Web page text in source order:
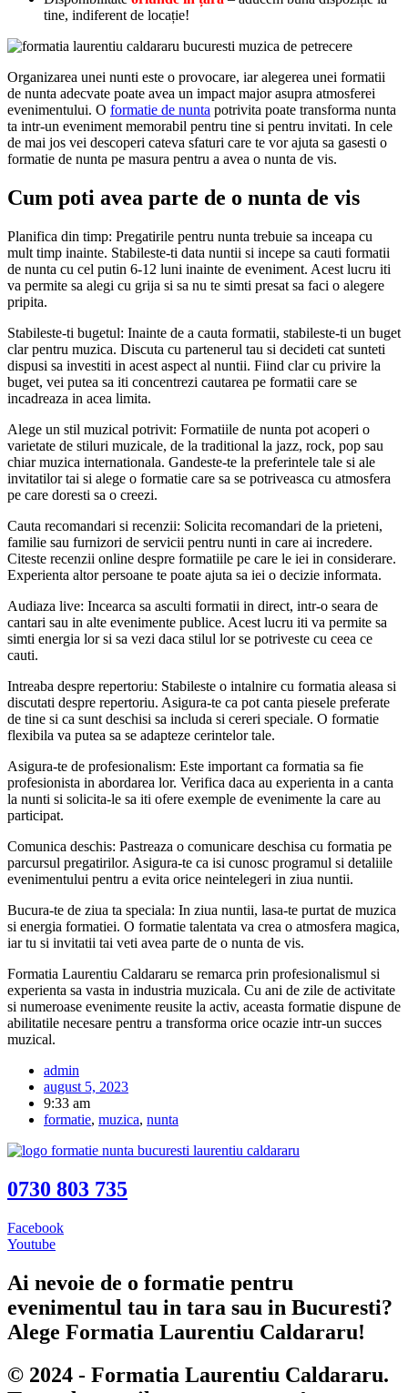
tine, indiferent de locație!
Organizarea unei nunti este o provocare, iar alegerea unei formatii
de nunta adecvate poate avea un impact major asupra atmosferei
evenimentului. O formatie de nunta potrivita poate transforma nunta
ta intr-un eveniment memorabil pentru tine si pentru invitati. In cele
de mai jos vei descoperi cateva sfaturi care te vor ajuta sa gasesti o
formatie de nunta pe masura pentru a avea o nunta de vis.
Cum poti avea parte de o nunta de vis
Planifica din timp: Pregatirile pentru nunta trebuie sa inceapa cu
mult timp inainte. Stabileste-ti data nuntii si incepe sa cauti formatii
de nunta cu cel putin 6-12 luni inainte de eveniment. Acest lucru iti
va permite sa alegi cu grija si sa nu te simti presat sa faci o alegere
pripita.
Stabileste-ti bugetul: Inainte de a cauta formatii, stabileste-ti un buget
clar pentru muzica. Discuta cu partenerul tau si decideti cat sunteti
dispusi sa investiti in acest aspect al nuntii. Fiind clar cu privire la
buget, vei putea sa iti concentrezi cautarea pe formatii care se
incadreaza in acea limita.
Alege un stil muzical potrivit: Formatiile de nunta pot acoperi o
varietate de stiluri muzicale, de la traditional la jazz, rock, pop sau
chiar muzica internationala. Gandeste-te la preferintele tale si ale
invitatilor tai si alege o formatie care sa se potriveasca cu atmosfera
pe care doresti sa o creezi.
Cauta recomandari si recenzii: Solicita recomandari de la prieteni,
familie sau furnizori de servicii pentru nunti in care ai incredere.
Citeste recenzii online despre formatiile pe care le iei in considerare.
Experienta altor persoane te poate ajuta sa iei o decizie informata.
Audiaza live: Incearca sa asculti formatii in direct, intr-o seara de
cantari sau in alte evenimente publice. Acest lucru iti va permite sa
simti energia lor si sa vezi daca stilul lor se potriveste cu ceea ce
cauti.
Intreaba despre repertoriu: Stabileste o intalnire cu formatia aleasa si
discutati despre repertoriu. Asigura-te ca pot canta piesele preferate
de tine si ca sunt deschisi sa includa si cereri speciale. O formatie
flexibila va putea sa se adapteze cerintelor tale.
Asigura-te de profesionalism: Este important ca formatia sa fie
profesionista in abordarea lor. Verifica daca au experienta in a canta
la nunti si solicita-le sa iti ofere exemple de evenimente la care au
participat.
Comunica deschis: Pastreaza o comunicare deschisa cu formatia pe
parcursul pregatirilor. Asigura-te ca isi cunosc programul si detaliile
evenimentului pentru a evita orice neintelegeri in ziua nuntii.
Bucura-te de ziua ta speciala: In ziua nuntii, lasa-te purtat de muzica
si energia formatiei. O formatie talentata va crea o atmosfera magica,
iar tu si invitatii tai veti avea parte de o nunta de vis.
Formatia Laurentiu Caldararu se remarca prin profesionalismul si
experienta sa vasta in industria muzicala. Cu ani de zile de activitate
si numeroase evenimente reusite la activ, aceasta formatie dispune de
abilitatile necesare pentru a transforma orice ocazie intr-un succes
muzical.
admin
august 5, 2023
9:33 am
formatie, muzica, nunta
0730 803 735
Facebook
Youtube
Ai nevoie de o formatie pentru
evenimentul tau in tara sau in Bucuresti?
Alege Formatia Laurentiu Caldararu!
© 2024 - Formatia Laurentiu Caldararu.